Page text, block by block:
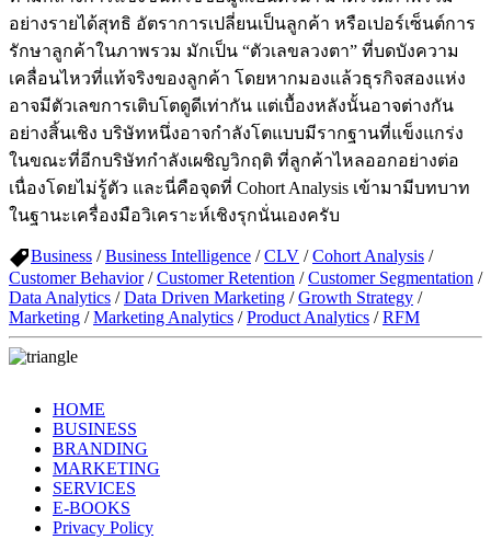
อย่างรายได้สุทธิ อัตราการเปลี่ยนเป็นลูกค้า หรือเปอร์เซ็นต์การ
รักษาลูกค้าในภาพรวม มักเป็น “ตัวเลขลวงตา” ที่บดบังความ
เคลื่อนไหวที่แท้จริงของลูกค้า โดยหากมองแล้วธุรกิจสองแห่ง
อาจมีตัวเลขการเติบโตดูดีเท่ากัน แต่เบื้องหลังนั้นอาจต่างกัน
อย่างสิ้นเชิง บริษัทหนึ่งอาจกำลังโตแบบมีรากฐานที่แข็งแกร่ง
ในขณะที่อีกบริษัทกำลังเผชิญวิกฤติ ที่ลูกค้าไหลออกอย่างต่อ
เนื่องโดยไม่รู้ตัว และนี่คือจุดที่ Cohort Analysis เข้ามามีบทบาท
ในฐานะเครื่องมือวิเคราะห์เชิงรุกนั่นเองครับ
Business /Business Intelligence /CLV /Cohort Analysis /
Customer Behavior/Customer Retention /Customer Segmentation /
Data Analytics /Data Driven Marketing /Growth Strategy /
Marketing /Marketing Analytics /Product Analytics /RFM
HOME
BUSINESS
BRANDING
MARKETING
SERVICES
E-BOOKS
Privacy Policy